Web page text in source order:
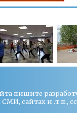
пишите
сайтах и .т.п.,